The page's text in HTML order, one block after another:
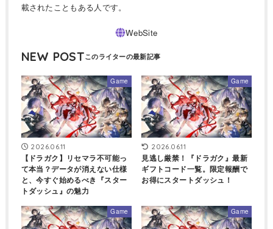
載されたこともある人です。
NEW POST
Game
2026.06.11
【ドラガク】リセマラ不可能っ
て本当？データが消えない仕様
と、今すぐ始めるべき『スター
トダッシュ』の魅力
Game
2026.06.11
見逃し厳禁！『ドラガク』最新
ギフトコード一覧。限定報酬で
お得にスタートダッシュ！
Game Game